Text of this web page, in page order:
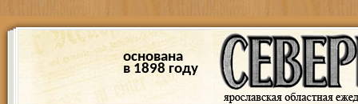
основана
в 1898 году